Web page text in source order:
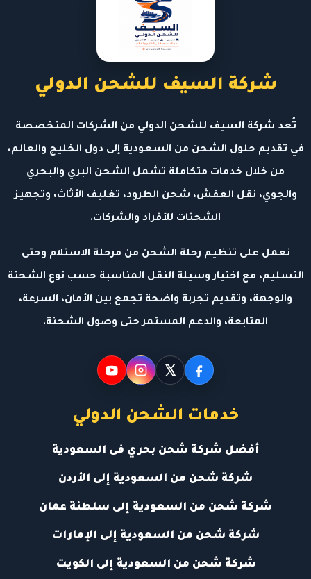
شركة السيف للشحن الدولي
تُعد شركة السيف للشحن الدولي من الشركات المتخصصة
في تقديم حلول الشحن من السعودية إلى دول الخليج والعالم،
من خلال خدمات متكاملة تشمل الشحن البري والبحري
والجوي، نقل العفش، شحن الطرود، تغليف الأثاث، وتجهيز
الشحنات للأفراد والشركات.
نعمل على تنظيم رحلة الشحن من مرحلة الاستلام وحتى
التسليم، مع اختيار وسيلة النقل المناسبة حسب نوع الشحنة
والوجهة، وتقديم تجربة واضحة تجمع بين الأمان، السرعة،
المتابعة، والدعم المستمر حتى وصول الشحنة.
خدمات الشحن الدولي
أفضل شركة شحن بحري فى السعودية
شركة شحن من السعودية إلى الأردن
شركة شحن من السعودية إلى سلطنة عمان
شركة شحن من السعودية إلى الإمارات
شركة شحن من السعودية إلى الكويت